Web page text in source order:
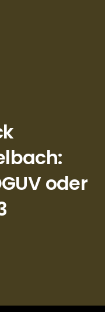
oder